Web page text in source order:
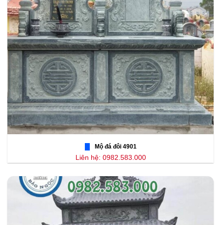
Mộ đá đôi 4901
Liên hệ: 0982.583.000